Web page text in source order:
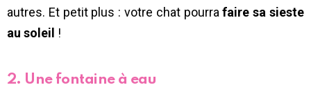
autres. Et petit plus : votre chat pourrafaire sa sieste
au soleil !
2. Une fontaine à eau